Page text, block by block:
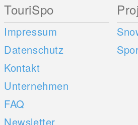
TouriSpo
Impressum
Datenschutz
Kontakt
Unternehmen
FAQ
Newsletter